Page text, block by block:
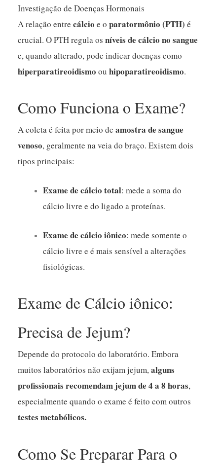
Investigação de Doenças Hormonais
A relação entre cálcio e oparatormônio (PTH) é
crucial. O PTH regula osníveis de cálcio no sangue
e, quando alterado, pode indicar doenças como
hiperparatireoidismo ouhipoparatireoidismo.
Como Funciona o Exame?
A coleta é feita por meio deamostra de sangue
venoso, geralmente na veia do braço. Existem dois
tipos principais:
Exame de cálcio total: mede a soma do
cálcio livre e do ligado a proteínas.
Exame de cálcio iônico: mede somente o
cálcio livre e é mais sensível a alterações
fisiológicas.
Exame de Cálcio iônico:
Precisa de Jejum?
Depende do protocolo do laboratório. Embora
muitos laboratórios não exijam jejum,alguns
profissionais recomendam jejum de 4 a 8 horas,
especialmente quando o exame é feito com outros
testes metabólicos.
Como Se Preparar Para o